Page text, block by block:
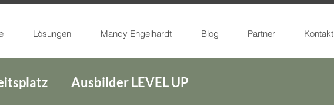
Lösungen Mandy Engelhardt Blog Partner Kontakt
Ausbilder LEVEL UP